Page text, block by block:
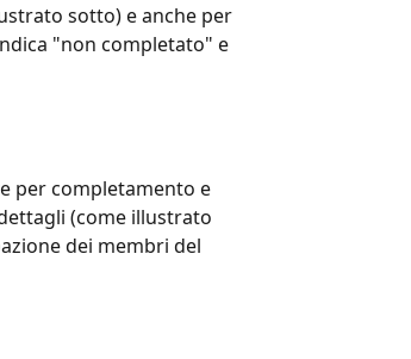
sotto) e anche per
"non completato" e
per completamento e
(come illustrato
dei membri del